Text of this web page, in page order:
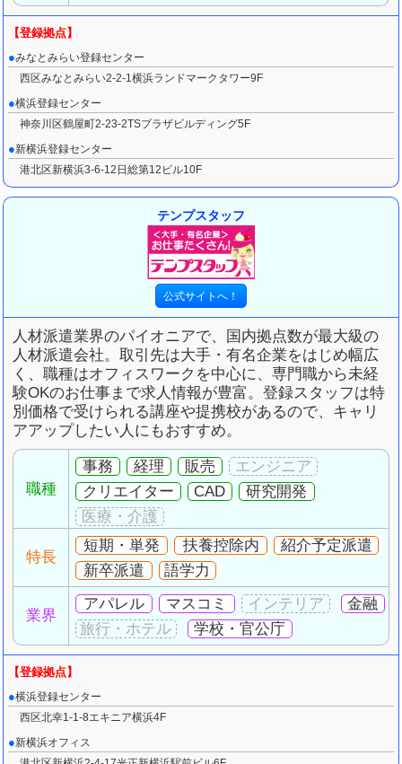
みなとみらい登録センター
西区みなとみらい2-2-1横浜ランドマークタワー9F
横浜登録センター
神奈川区鶴屋町2-23-2TSプラザビルディング5F
新横浜登録センター
港北区新横浜3-6-12日総第12ビル10F
テンプスタッフ
人材派遣業界のパイオニアで、国内拠点数が最大級の
人材派遣会社。取引先は大手・有名企業をはじめ幅広
く、職種はオフィスワークを中心に、専門職から未経
験OKのお仕事まで求人情報が豊富。登録スタッフは特
別価格で受けられる講座や提携校があるので、キャリ
アアップしたい人にもおすすめ。
職種
事務 経理
販売
クリエイター
CAD 研究開発
特長
短期・単発 扶養控除内
紹介予定派遣
新卒派遣
語学力
業界
アパレル マスコミ
金融
学校・官公庁
横浜登録センター
西区北幸1-1-8エキニア横浜4F
新横浜オフィス